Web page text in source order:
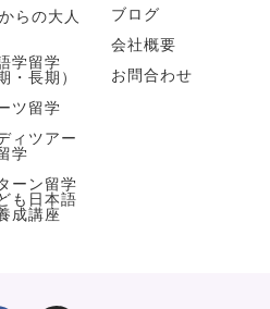
らの大人
学留学
・長期）
ツ留学
ィツアー
学
ーン留学
も日本語
成講座
ブログ
会社概要
お問合わせ